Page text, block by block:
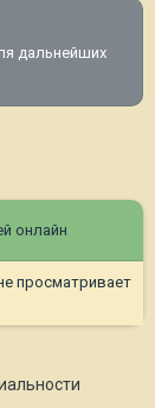
дальнейших
онлайн
просматривает